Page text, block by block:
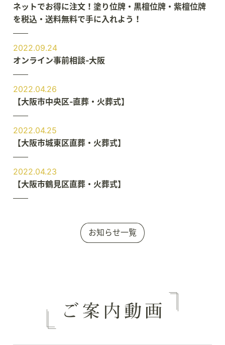
ネットでお得に注文！塗り位牌・黒檀位牌・紫檀位牌
を税込・送料無料で手に入れよう！
2022.09.24
オンライン事前相談‐大阪
2022.04.26
【大阪市中央区‐直葬・火葬式】
2022.04.25
【大阪市城東区直葬・火葬式】
2022.04.23
【大阪市鶴見区直葬・火葬式】
お知らせ一覧